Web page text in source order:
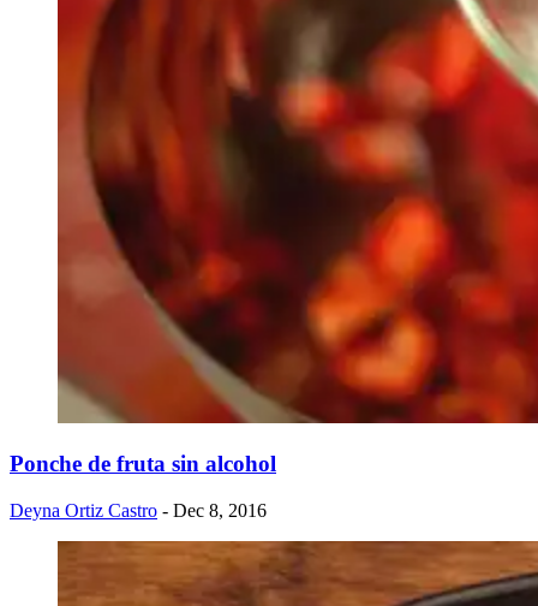
Ponche de fruta sin alcohol
Deyna Ortiz Castro - Dec 8, 2016